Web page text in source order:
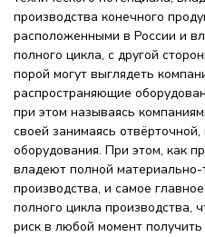
производства конечного
расположенными в России и
полного цикла, с другой
порой могут выглядеть
распространяющие
при этом называясь
своей занимаясь
оборудования. При этом, как
владеют полной материально-
производства, и самое
полного цикла производства,
риск в любой момент